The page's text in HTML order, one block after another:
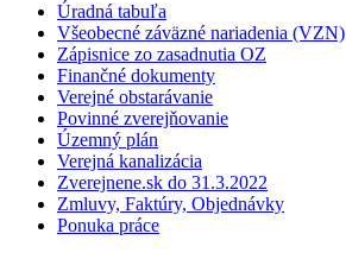
Úradná tabuľa
Všeobecné záväzné nariadenia (VZN)
Zápisnice zo zasadnutia OZ
Finančné dokumenty
Verejné obstarávanie
Povinné zverejňovanie
Územný plán
Verejná kanalizácia
Zverejnene.sk do 31.3.2022
Zmluvy, Faktúry, Objednávky
Ponuka práce